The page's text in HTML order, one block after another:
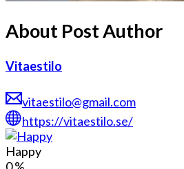
About Post Author
Vitaestilo
vitaestilo@gmail.com
https://vitaestilo.se/
Happy